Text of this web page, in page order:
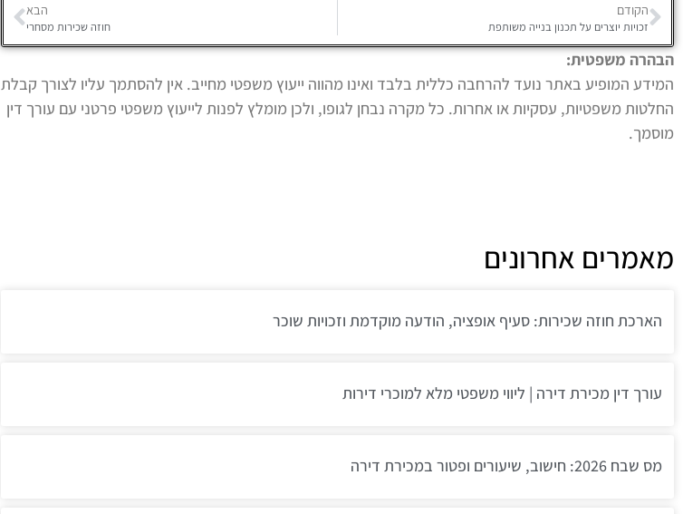
הקודם
זכויות יוצרים על תכנון בנייה משותפת
הבא
חוזה שכירות מסחרי
הבהרה משפטית:
המידע המופיע באתר נועד להרחבה כללית בלבד ואינו מהווה ייעוץ משפטי מחייב. אין להסתמך עליו לצורך קבלת
החלטות משפטיות, עסקיות או אחרות. כל מקרה נבחן לגופו, ולכן מומלץ לפנות לייעוץ משפטי פרטני עם עורך דין
מוסמך.
מאמרים אחרונים
הארכת חוזה שכירות: סעיף אופציה, הודעה מוקדמת וזכויות שוכר
עורך דין מכירת דירה | ליווי משפטי מלא למוכרי דירות
מס שבח 2026: חישוב, שיעורים ופטור במכירת דירה